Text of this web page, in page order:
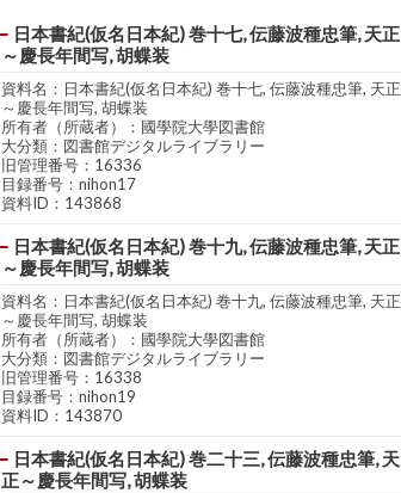
日本書紀(仮名日本紀) 巻十七, 伝藤波種忠筆, 天正
～慶長年間写, 胡蝶装
資料名：日本書紀(仮名日本紀) 巻十七, 伝藤波種忠筆, 天正
～慶長年間写, 胡蝶装
所有者（所蔵者）：國學院大學図書館
大分類：図書館デジタルライブラリー
旧管理番号：16336
目録番号：nihon17
資料ID：143868
日本書紀(仮名日本紀) 巻十九, 伝藤波種忠筆, 天正
～慶長年間写, 胡蝶装
資料名：日本書紀(仮名日本紀) 巻十九, 伝藤波種忠筆, 天正
～慶長年間写, 胡蝶装
所有者（所蔵者）：國學院大學図書館
大分類：図書館デジタルライブラリー
旧管理番号：16338
目録番号：nihon19
資料ID：143870
日本書紀(仮名日本紀) 巻二十三, 伝藤波種忠筆, 天
正～慶長年間写, 胡蝶装